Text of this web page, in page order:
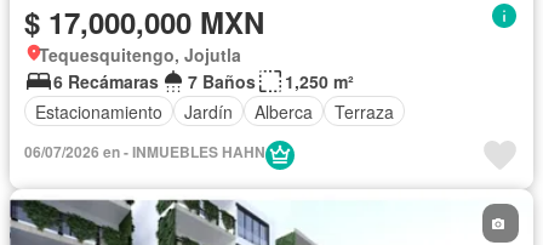
$ 17,000,000 MXN
Tequesquitengo, Jojutla
6 Recámaras
7 Baños
1,250 m²
Estacionamiento
Jardín Alberca Terraza
06/07/2026 en - INMUEBLES HAHN